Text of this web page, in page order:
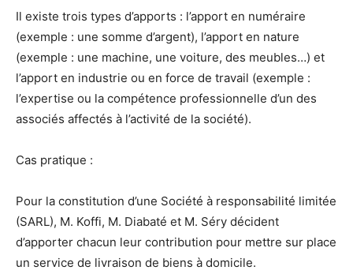
Il existe trois types d’apports : l’apport en numéraire
(exemple : une somme d’argent), l’apport en nature
(exemple : une machine, une voiture, des meubles…) et
l’apport en industrie ou en force de travail (exemple :
l’expertise ou la compétence professionnelle d’un des
associés affectés à l’activité de la société).
Cas pratique :
Pour la constitution d’une Société à responsabilité limitée
(SARL), M. Koffi, M. Diabaté et M. Séry décident
d’apporter chacun leur contribution pour mettre sur place
un service de livraison de biens à domicile.